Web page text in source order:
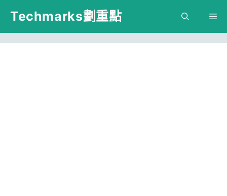
跳
主
Techmarks劃重點